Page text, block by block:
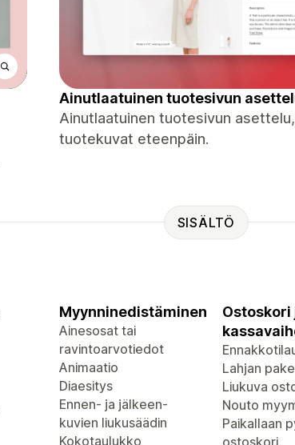
Ainutlaatuinen tuotesivun
Ainutlaatuinen tuotesivun
tuotekuvat eteenpäin.
SISÄLTÖ
Myynninedistäminen
Ainesosat tai
ravintoarvotiedot
Animaatio
Diaesitys
Ennen- ja jälkeen-
kuvien liukusäädin
Kokotaulukko
Ostoskori
Lahjan
Liukuva
Nouto
Paikallaan
ostoskori